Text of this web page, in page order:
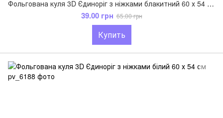
Фольгована куля 3D Єдиноріг з ніжками блакитний 60 х 54 см
39.00 грн 65.00 грн
Купить